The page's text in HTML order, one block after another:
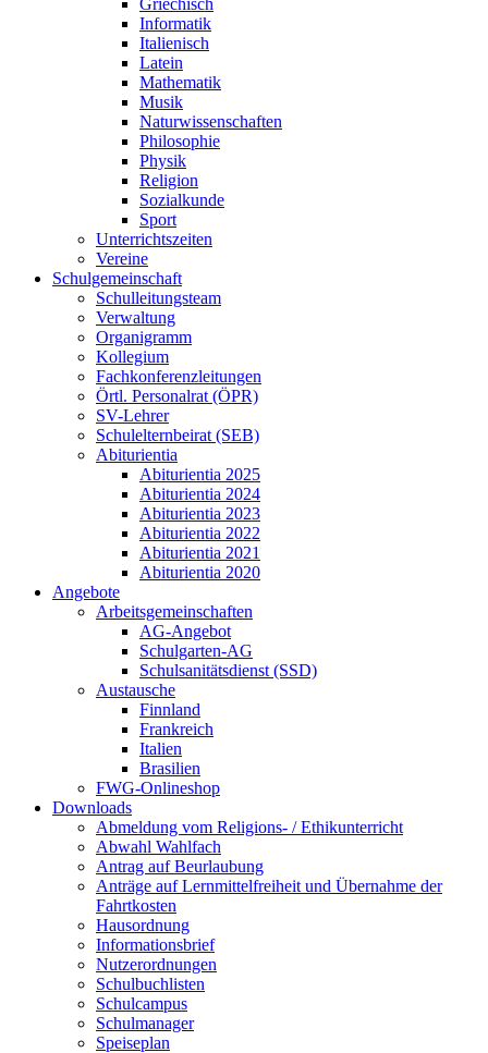
Griechisch
Informatik
Italienisch
Latein
Mathematik
Musik
Naturwissenschaften
Philosophie
Physik
Religion
Sozialkunde
Sport
Unterrichtszeiten
Vereine
Schulgemeinschaft
Schulleitungsteam
Verwaltung
Organigramm
Kollegium
Fachkonferenzleitungen
Örtl. Personalrat (ÖPR)
SV-Lehrer
Schulelternbeirat (SEB)
Abiturientia
Abiturientia 2025
Abiturientia 2024
Abiturientia 2023
Abiturientia 2022
Abiturientia 2021
Abiturientia 2020
Angebote
Arbeitsgemeinschaften
AG-Angebot
Schulgarten-AG
Schulsanitätsdienst (SSD)
Austausche
Finnland
Frankreich
Italien
Brasilien
FWG-Onlineshop
Downloads
Abmeldung vom Religions- / Ethikunterricht
Abwahl Wahlfach
Antrag auf Beurlaubung
Anträge auf Lernmittelfreiheit und Übernahme der
Fahrtkosten
Hausordnung
Informationsbrief
Nutzerordnungen
Schulbuchlisten
Schulcampus
Schulmanager
Speiseplan